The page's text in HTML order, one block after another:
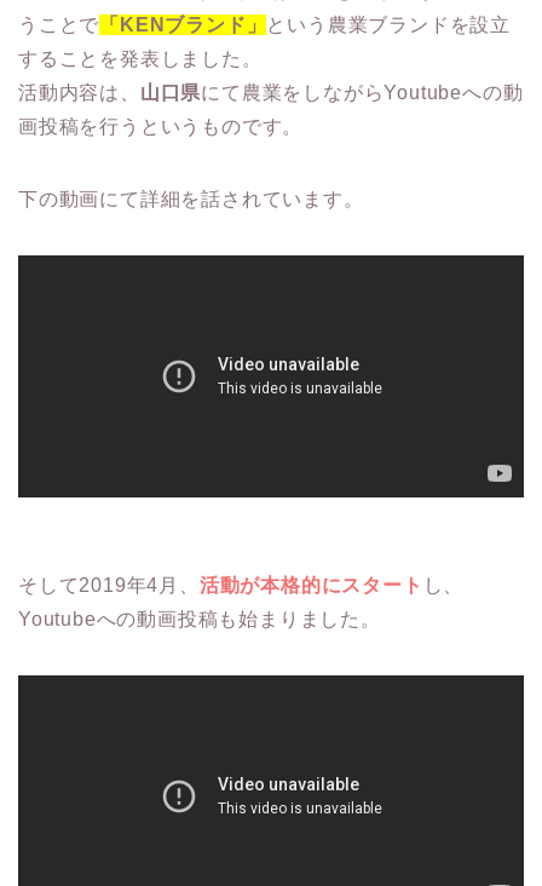
うことで 「KENブランド」
という農業ブランドを設立
することを発表しました。
活動内容は、 山口県にて農業をしながらYoutubeへの動
画投稿を行うというものです。
下の動画にて詳細を話されています。
そして2019年4月、 活動が本格的にスタート し、
Youtubeへの動画投稿も始まりました。